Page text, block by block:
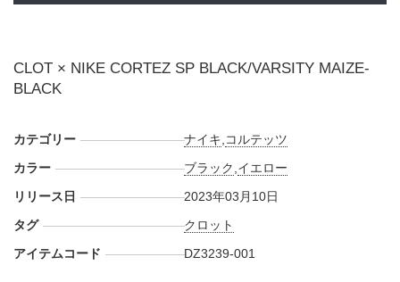
CLOT × NIKE CORTEZ SP BLACK/VARSITY MAIZE-
BLACK
カテゴリー ナイキ コルテッツ
カラー
ブラック イエロー
リリース日
2023年03月10日
タグ
クロット
アイテムコード
DZ3239-001